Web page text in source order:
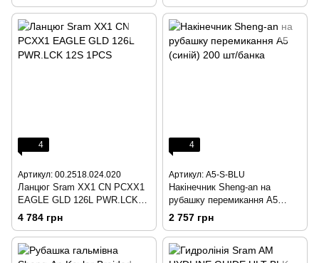
4
Артикул: 00.2518.024.020
Ланцюг Sram XX1 CN PCXX1
EAGLE GLD 126L PWR.LCK
12S 1PCS
4 784 грн
4
Артикул: A5-S-BLU
Накінечник Sheng-an на
рубашку перемикання A5
(синій) 200 шт/банка
2 757 грн